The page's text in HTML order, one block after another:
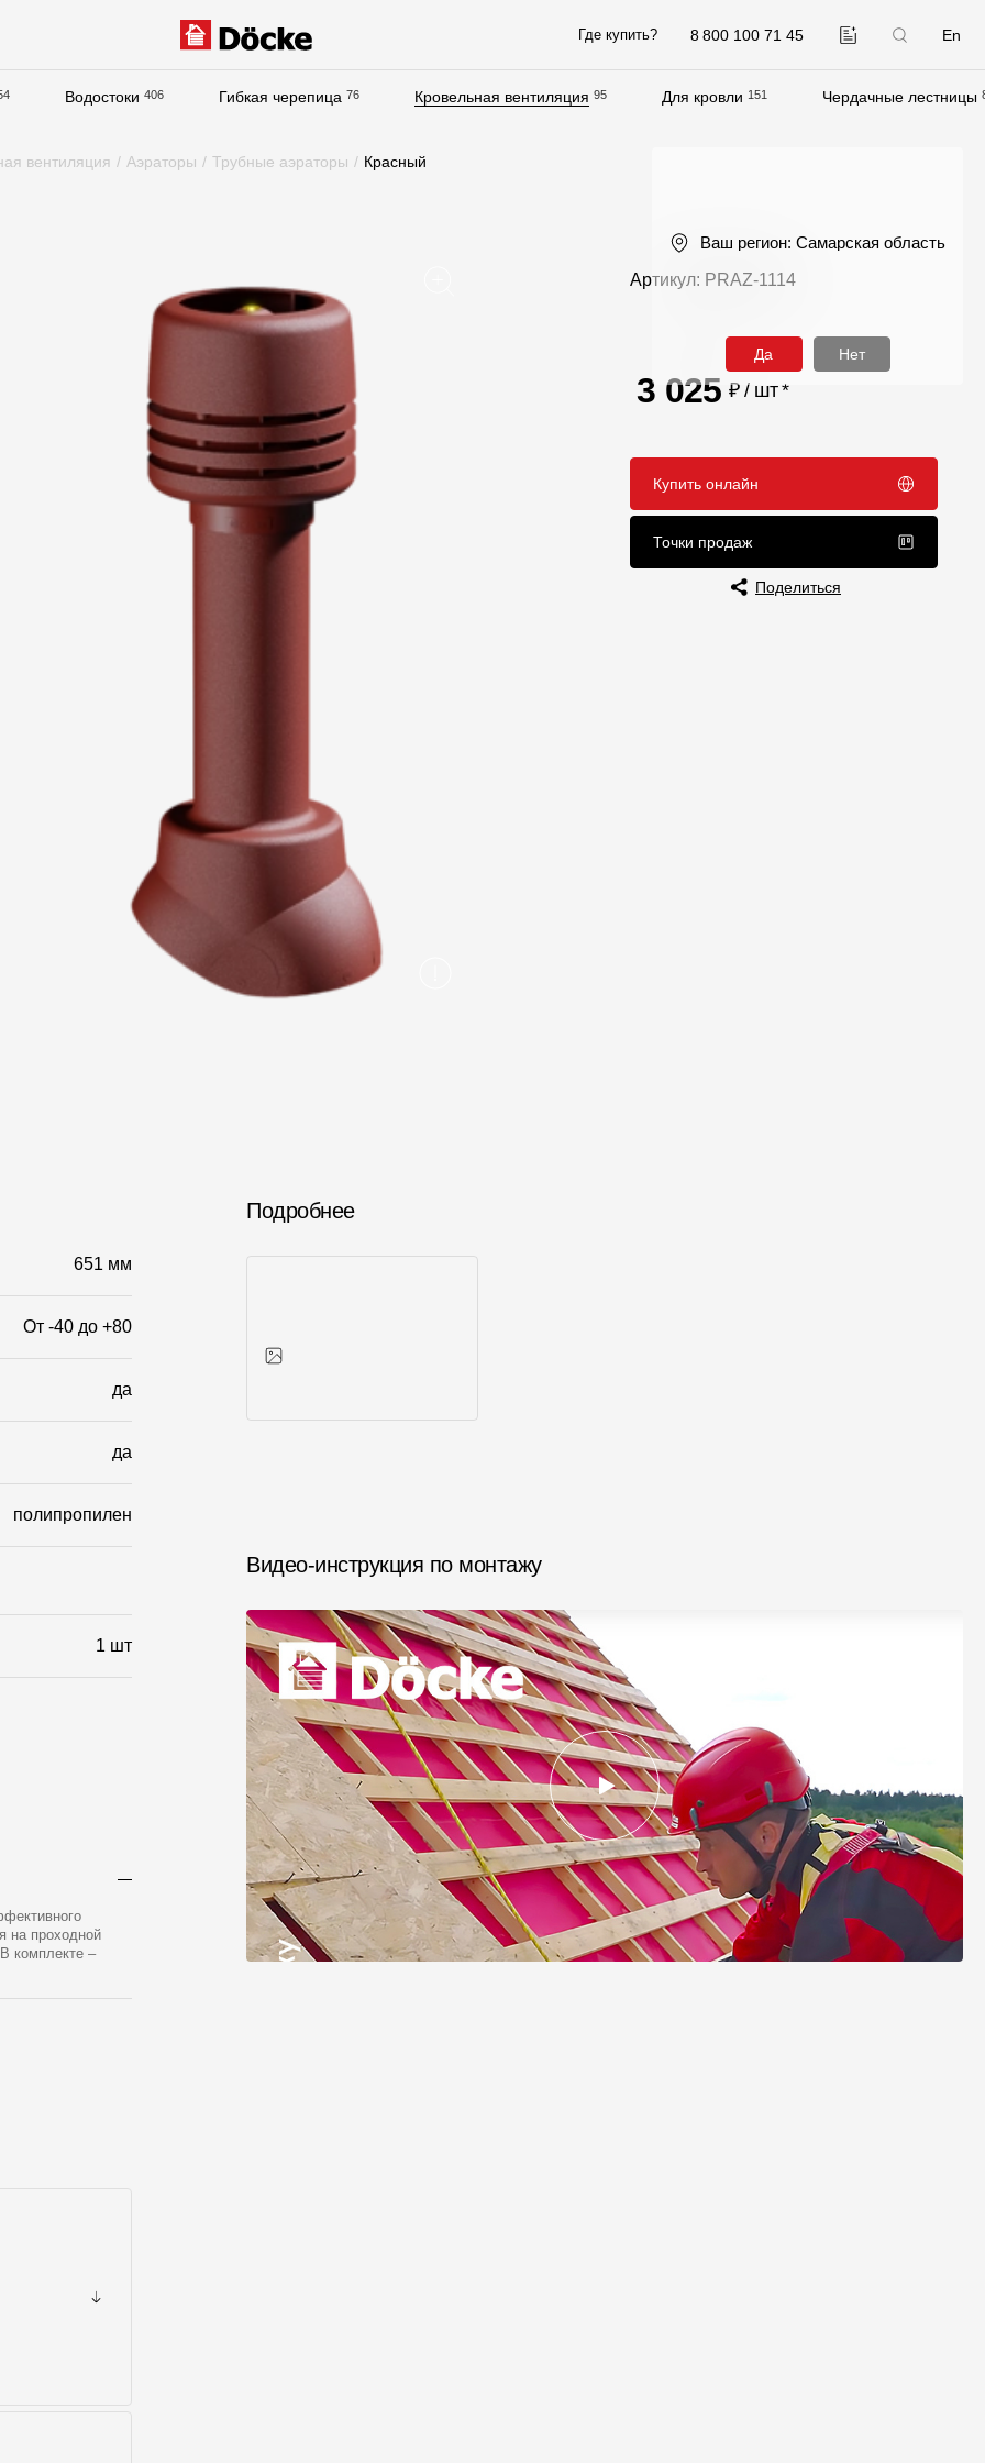
8 800 100 71 45 En
Где купить?
Водостоки 406 Гибкая черепица 76 Кровельная вентиляция 95 Для кровли 151 Чердачные лестницы
Рекламные материалы
Сертификаты
Чертежи
Текстуры
Фото объектов
Вопрос-ответ/Faq
Отправка рекламации
вентиляция / Аэраторы / Трубные аэраторы / Красный
Артикул: PRAZ-1114
3 025 ₽ / шт*
Купить онлайн
Точки продаж
Поделиться
651 мм
От -40 до +80
да
да
полипропилен
1 шт
на проходной
комплекте –
Подробнее
Видео-инструкция по монтажу
Ваш регион: Самарская область
Да Нет